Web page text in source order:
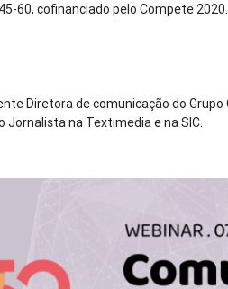
60, cofinanciado pelo Compete 2020.
Diretora de comunicação do
Jornalista na Textimedia e na SIC.